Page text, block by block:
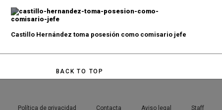
Castillo Hernández toma posesión como comisario jefe
BACK TO TOP
Política de privacidad Contacta Aviso legal Staff